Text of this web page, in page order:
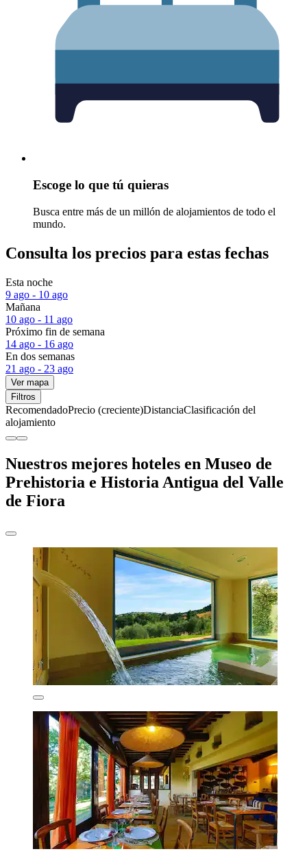
Escoge lo que tú quieras
Busca entre más de un millón de alojamientos de todo el
mundo.
Consulta los precios para estas fechas
Esta noche
9 ago - 10 ago
Mañana
10 ago - 11 ago
Próximo fin de semana
14 ago - 16 ago
En dos semanas
21 ago - 23 ago
Ver mapa
Filtros
RecomendadoPrecio (creciente)DistanciaClasificación del
alojamiento
Nuestros mejores hoteles en Museo de
Prehistoria e Historia Antigua del Valle
de Fiora